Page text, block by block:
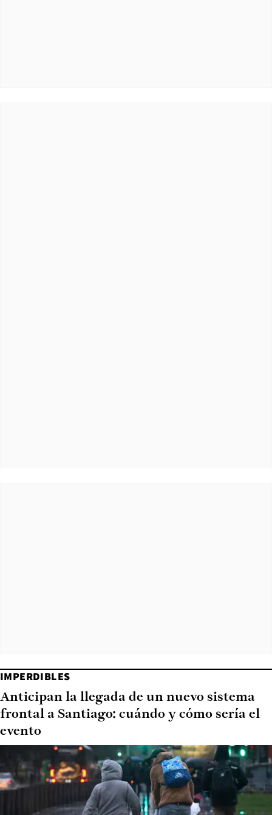
IMPERDIBLES
Anticipan la llegada de un nuevo sistema
frontal a Santiago: cuándo y cómo sería el
evento